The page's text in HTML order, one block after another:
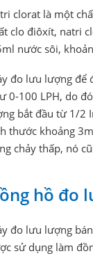
clorat là một
clo điôxít, natri
nước sôi,
đo lưu lượng để
0-100 LPH, do
bắt đầu từ 1/2
thước khoảng
chảy thấp, nó
hồ đo
đo lưu lượng
sử dụng làm